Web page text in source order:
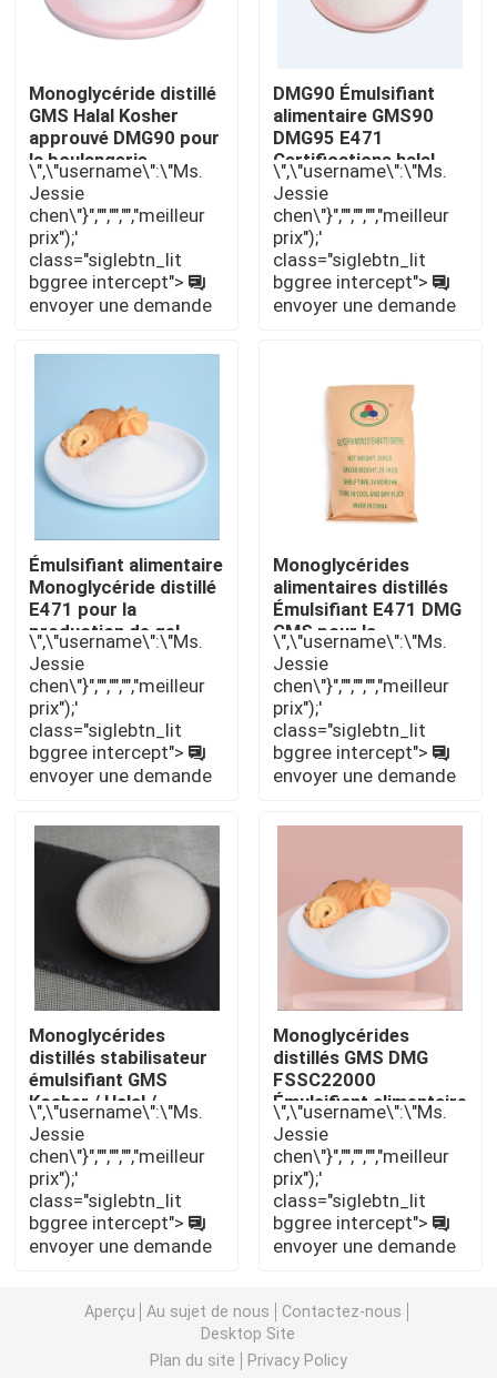
Maison
Produits
Exposition de VR
À propos de nous
Visite d'usine
Contrôle de qualité
Contactez-nous
Demandez une citation
Émulsifiant alimentaire E471
Émulsifiant de catégorie comestible
Émulsifiants alimentaires naturels
Monoglycéride distillé
Mono et diglycérides
Émulsifiant de promoteur de gâteau
Monoglycéride distillé
GMS Halal Kosher
approuvé DMG90 pour
la boulangerie
\",\"username\":\"Ms.
Jessie
chen\"}","","","","meilleur
prix");'
class="siglebtn_lit
bggree intercept">
envoyer une demande
DMG90 Émulsifiant
alimentaire GMS90
DMG95 E471
Certifications halal
casher
\",\"username\":\"Ms.
Jessie
chen\"}","","","","meilleur
prix");'
class="siglebtn_lit
bggree intercept">
envoyer une demande
Émulsifiant alimentaire
Monoglycéride distillé
E471 pour la
production de gel
pour gâteaux
\",\"username\":\"Ms.
Jessie
chen\"}","","","","meilleur
prix");'
class="siglebtn_lit
bggree intercept">
envoyer une demande
Monoglycérides
alimentaires distillés
Émulsifiant E471 DMG
GMS pour la
production de DATEM
\",\"username\":\"Ms.
Jessie
chen\"}","","","","meilleur
prix");'
class="siglebtn_lit
bggree intercept">
envoyer une demande
Monoglycérides
distillés stabilisateur
émulsifiant GMS
Kosher / Halal /
Certification
FSSC22000
\",\"username\":\"Ms.
Jessie
chen\"}","","","","meilleur
prix");'
class="siglebtn_lit
bggree intercept">
envoyer une demande
Monoglycérides
distillés GMS DMG
FSSC22000
Émulsifiant alimentaire
E471
\",\"username\":\"Ms.
Jessie
chen\"}","","","","meilleur
prix");'
class="siglebtn_lit
bggree intercept">
envoyer une demande
Aperçu Au sujet de nous
Contactez-nous
Desktop Site
Plan du site
Privacy Policy